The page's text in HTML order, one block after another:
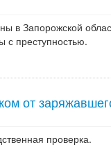
в Запорожской
с преступностью.
от
проверка.